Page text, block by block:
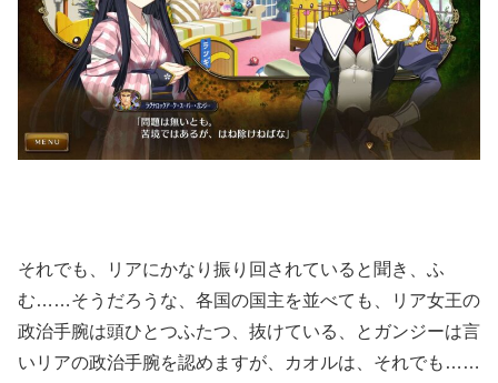
それでも、リアにかなり振り回されていると聞き、ふ
む……そうだろうな、各国の国主を並べても、リア女王の
政治手腕は頭ひとつふたつ、抜けている、とガンジーは言
いリアの政治手腕を認めますが、カオルは、それでも……